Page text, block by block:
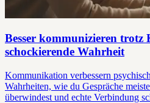
Besser kommunizieren trotz
schockierende Wahrheit
Kommunikation verbessern
Wahrheiten, wie du Gespräche
überwindest und echte Verbindung